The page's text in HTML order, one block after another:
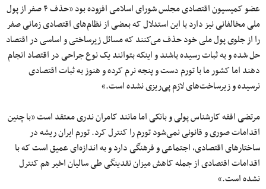
عضو کمیسیون اقتصادی مجلس شورای اسلامی افزوده بود «حذف ۴ صفر از پول
ملی مخالفانی نیز دارد با این استدلال که بعضی از نظام‌های اقتصادی زمانی صفر
را از جلوی پول ملی خود حذف می‌کنند که مسائل زیرساختی و اساسی در اقتصاد
حل شده و به ثبات رسیده باشند و اینکه بتوانند یک نوع جراحی در اقتصاد انجام
دهند اما کشور ما با تورم دست و پنجه نرم کرده و هنوز به ثبات اقتصادی
نرسیده و زیرساخت‌های لازم پی‌ریزی نشده است.»
مرتضی افقه کارشناس پولی و بانکی اما مانند کامران ندری معتقد است «با چنین
اقدامات صوری و قانونی نمی‌شود تورم را کنترل کرد. تورم ایران ریشه در
ساختارهای اقتصادی، اجتماعی و فرهنگی دارد و به اندازه‌ای عمیق است که با
اقدامات اقتصادی از جمله کاهش میزان نقدینگی طی سالیان اخیر هم کنترل
نشده است.»